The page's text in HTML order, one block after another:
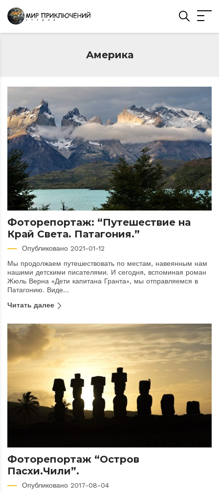
Америка
Фоторепортаж: “Путешествие на
Край Света. Патагония.”
Опубликовано 2021-01-12
Мы продолжаем путешествовать по местам, навеянным нам
нашими детскими писателями. И сегодня, вспоминая роман
Жюль Верна «Дети капитана Гранта», мы отправляемся в
Патагонию. Виде...
Читать далее
Фоторепортаж “Остров
Пасхи.Чили”.
Опубликовано 2017-08-04